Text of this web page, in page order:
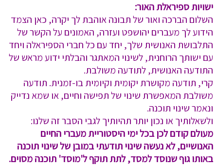
ישויות ספיראלת האור:
השלום הברכה ואור של תבונה אוהבת לך יקרה, כאן הצמד
הידוע לך מעברים יהושפט ועזרה, האמונים על הקשר של
התלבושת האנושית שלך, יחד עם כל חברי הספיראלה ויחד
עם ישותך הרוחנית, לשינוי המאתגר והבלתי ידוע מראש של
התודעה האנושית, לתודעה משולבת.
קרי, תודעה מקושרת יקומית וקיומית בו-זמנית. תודעה
משולבת המאפשרת שינוי של תפישה וחיים, או שמא נדייק
ונאמר שינוי תוכנה.
ולשאלותיך או נכון יותר תהיותיך לגבי הסבר זה שלנו:
מעולם קודם לכן בכל ימי היסטוריית מעברי החיים
האנושיים, לא נעשה שינוי תודעתי במובן של שינוי תוכנה
באותו גוף שנוסד למסד, לתת תוקף ל'מוסד' תוכנה מסוים.